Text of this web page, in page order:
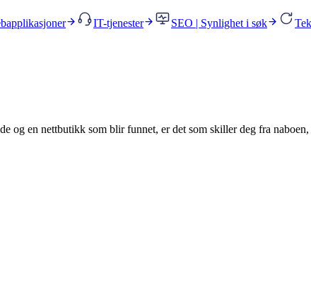
IT-tjenester SEO | Synlighet i søk
og en nettbutikk som blir funnet, er det som skiller deg fra